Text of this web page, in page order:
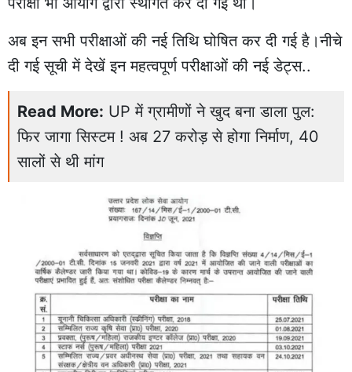
अब इन सभी परीक्षाओं की नई तिथि घोषित कर दी गई है।नीचे
दी गई सूची में देखें इन महत्वपूर्ण परीक्षाओं की नई डेट्स..
Read More: UP में ग्रामीणों ने खुद बना डाला पुल:
फिर जागा सिस्टम ! अब 27 करोड़ से होगा निर्माण, 40
सालों से थी मांग